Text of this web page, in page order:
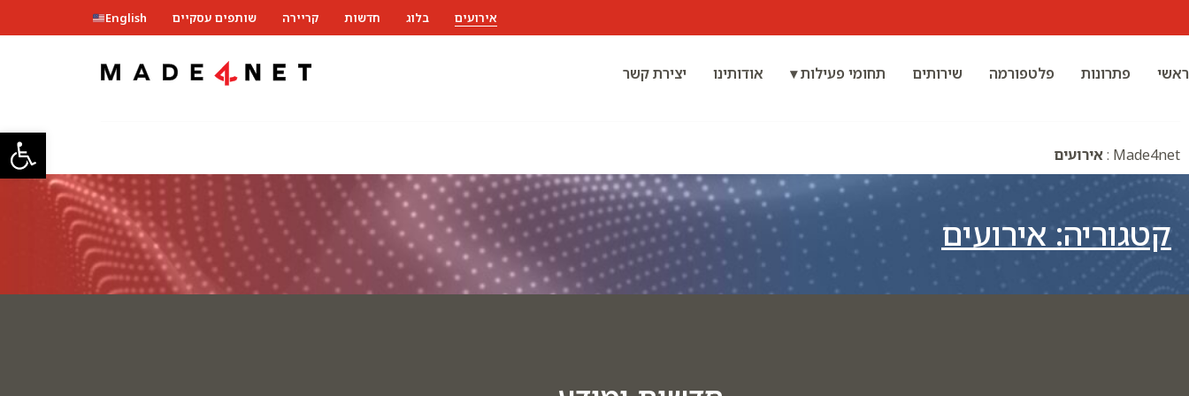
פתח
אירועים בלוג חדשות קריירה שותפים עסקיים English
ראשי פתרונות פלטפורמה שירותים תחומי פעילות ▾ אודותינו יצירת קשר
Made4net
:אירועים
קטגוריה: אירועים